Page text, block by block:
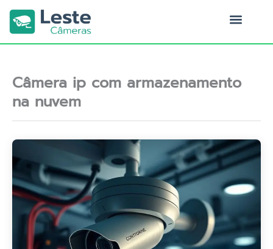
para
conteúdo
Câmera ip com armazenamento
na nuvem